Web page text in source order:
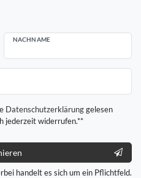
NACHNAME
Daten­schutz­erklärunggelesen
jederzeit widerrufen.**
handelt es sich um ein Pflichtfeld.